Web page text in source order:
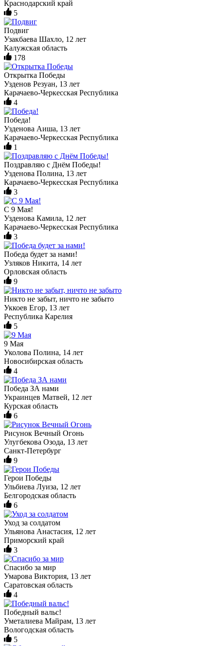
Краснодарский край
5
Подвиг
Узакбаева Шахло, 12 лет
Калужская область
178
Открытка Победы
Узденов Резуан, 13 лет
Карачаево-Черкесская Республика
4
Победа!
Узденова Аиша, 13 лет
Карачаево-Черкесская Республика
1
Поздравляю с Днём Победы!
Узденова Полина, 13 лет
Карачаево-Черкесская Республика
3
С 9 Мая!
Узденова Камила, 12 лет
Карачаево-Черкесская Республика
3
Победа будет за нами!
Узляков Никита, 14 лет
Орловская область
9
Никто не забыт, ничто не забыто
Уккоев Егор, 13 лет
Республика Карелия
5
9 Мая
Уколова Полина, 14 лет
Новосибирская область
4
Победа ЗА нами
Украинцев Матвей, 12 лет
Курская область
6
Рисунок Вечный Огонь
Улугбекова Озода, 13 лет
Санкт-Петербург
9
Герои Победы
Ульбиева Луиза, 12 лет
Белгородская область
6
Уход за солдатом
Ульянова Анастасия, 12 лет
Приморский край
3
Спасибо за мир
Умарова Виктория, 13 лет
Саратовская область
4
Победный вальс!
Уметалиева Майрам, 13 лет
Вологодская область
5